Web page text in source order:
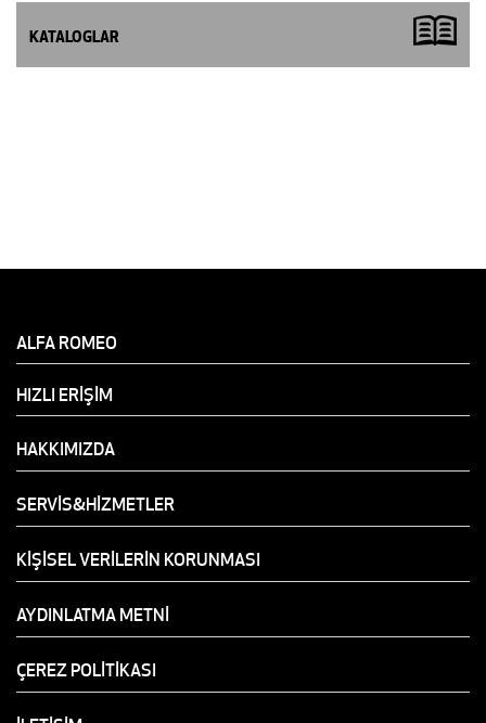
KATALOGLAR
ALFA ROMEO
HIZLI ERİŞİM
HAKKIMIZDA
SERVİS&HİZMETLER
KİŞİSEL VERİLERİN KORUNMASI
AYDINLATMA METNİ
ÇEREZ POLİTİKASI